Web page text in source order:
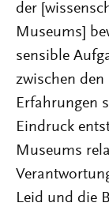
der
Museums]
sensible
zwischen den
Erfahrungen
Eindruck
Museums
Leid und die